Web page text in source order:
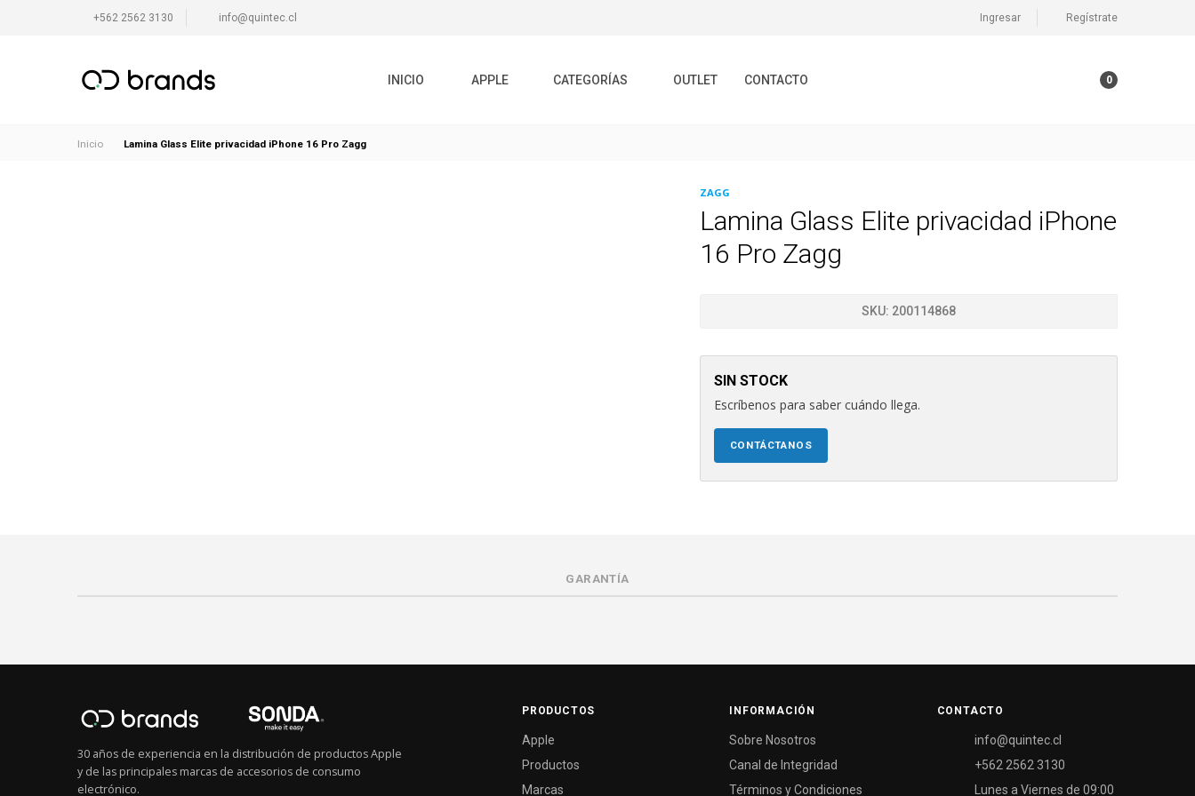
+562 2562 3130 info@quintec.cl Ingresar Regístrate
INICIO APPLE CATEGORÍAS OUTLET CONTACTO 0
Inicio Lamina Glass Elite privacidad iPhone 16 Pro Zagg
ZAGG
Lamina Glass Elite privacidad iPhone
16 Pro Zagg
SKU: 200114868
SIN STOCK
Escríbenos para saber cuándo llega.
CONTÁCTANOS
GARANTÍA
30 años de experiencia en la distribución de productos Apple
y de las principales marcas de accesorios de consumo
electrónico.
PRODUCTOS
Apple
Productos
Marcas
INFORMACIÓN
Sobre Nosotros
Canal de Integridad
Términos y Condiciones
CONTACTO
info@quintec.cl
+562 2562 3130
Lunes a Viernes de 09:00